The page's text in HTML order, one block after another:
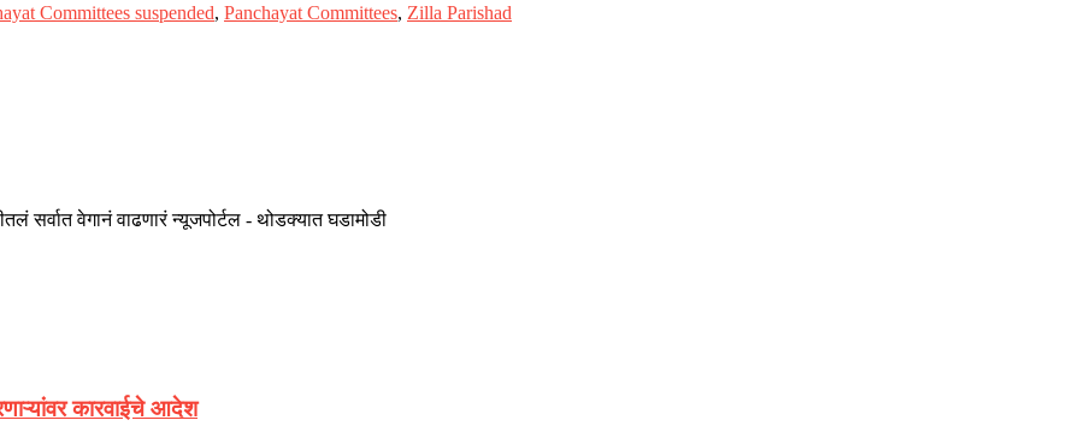
Committees suspended, Panchayat Committees, Zilla Parishad
सर्वात वेगानं वाढणारं न्यूजपोर्टल - थोडक्यात घडामोडी
कारवाईचे आदेश